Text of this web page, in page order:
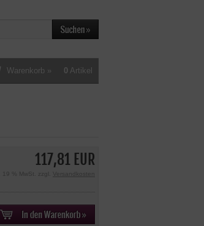
Warenkorb » 0 Artikel
117,81 EUR
19 % MwSt. zzgl. Versandkosten